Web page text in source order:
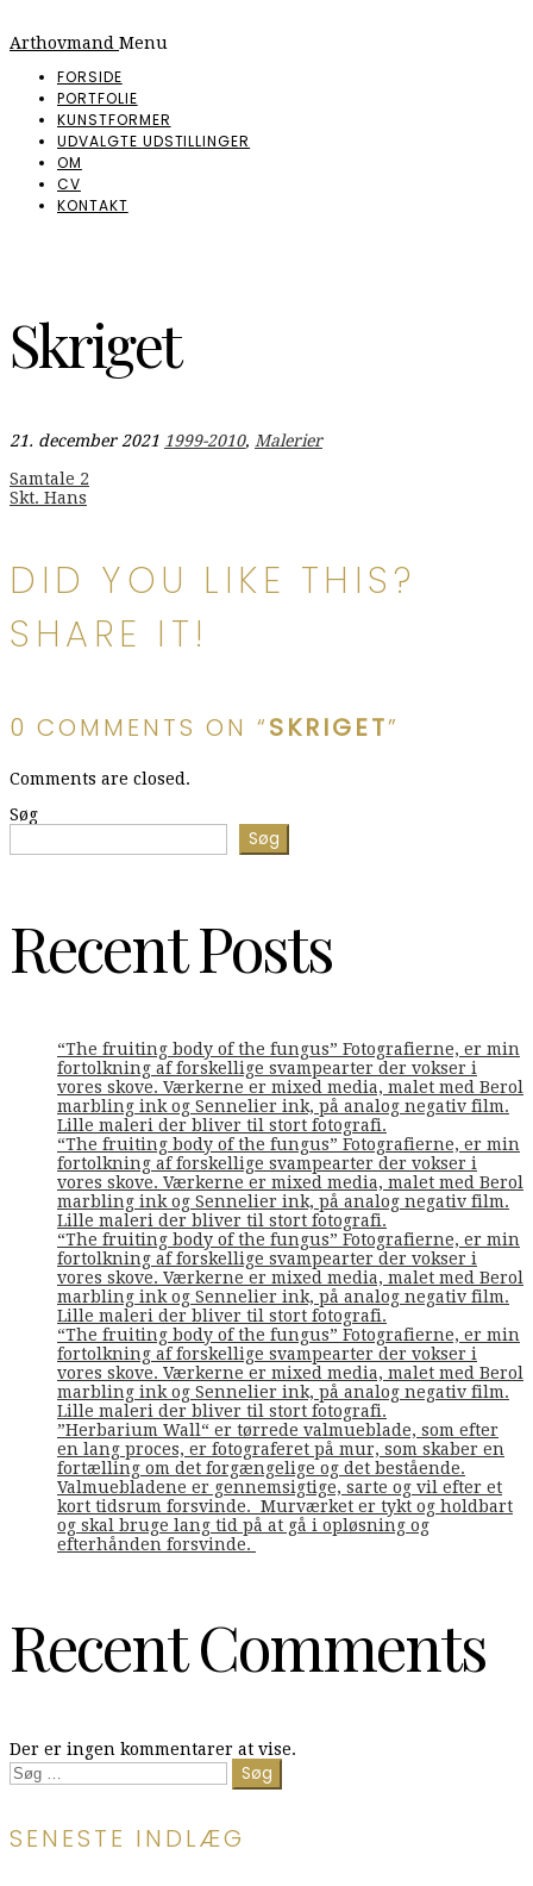
Arthovmand Menu
FORSIDE
PORTFOLIE
KUNSTFORMER
UDVALGTE UDSTILLINGER
OM
CV
KONTAKT
Skriget
21. december 2021 1999-2010, Malerier
Indlægsnavigation
Samtale 2
Skt. Hans
DID YOU LIKE THIS?
SHARE IT!
0 COMMENTS ON “SKRIGET”
Comments are closed.
Søg
Søg
Recent Posts
“The fruiting body of the fungus” Fotografierne, er min
fortolkning af forskellige svampearter der vokser i
vores skove. Værkerne er mixed media, malet med Berol
marbling ink og Sennelier ink, på analog negativ film.
Lille maleri der bliver til stort fotografi.
“The fruiting body of the fungus” Fotografierne, er min
fortolkning af forskellige svampearter der vokser i
vores skove. Værkerne er mixed media, malet med Berol
marbling ink og Sennelier ink, på analog negativ film.
Lille maleri der bliver til stort fotografi.
“The fruiting body of the fungus” Fotografierne, er min
fortolkning af forskellige svampearter der vokser i
vores skove. Værkerne er mixed media, malet med Berol
marbling ink og Sennelier ink, på analog negativ film.
Lille maleri der bliver til stort fotografi.
“The fruiting body of the fungus” Fotografierne, er min
fortolkning af forskellige svampearter der vokser i
vores skove. Værkerne er mixed media, malet med Berol
marbling ink og Sennelier ink, på analog negativ film.
Lille maleri der bliver til stort fotografi.
”Herbarium Wall“ er tørrede valmueblade, som efter
en lang proces, er fotograferet på mur, som skaber en
fortælling om det forgængelige og det bestående.
Valmuebladene er gennemsigtige, sarte og vil efter et
kort tidsrum forsvinde. Murværket er tykt og holdbart
og skal bruge lang tid på at gå i opløsning og
efterhånden forsvinde.
Recent Comments
Der er ingen kommentarer at vise.
Søg
efter:
SENESTE INDLÆG